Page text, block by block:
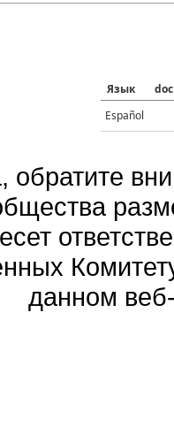
Язык
doc
Español
обратите
данном